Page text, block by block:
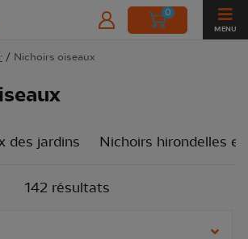
0
MENU
/ Nichoirs oiseaux
des jardins Nichoirs hirondelles
142 résultats